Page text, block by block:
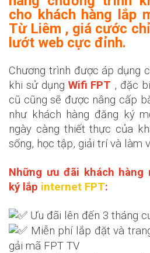
cho khách hàng lắp
Từ Liêm , giá cước
lướt web cực đỉnh.
Chương trình được áp dụng
khi sử dụng Wifi FPT , đặc
cũ cũng sẽ được nâng cấp
như khách hàng đăng ký
ngày càng thiết thực của
sống, học tập, giải trí và làm
Những ưu đãi khách hàng
ký lắp internet FPT:
Ưu đãi lên đến 3 tháng
Miễn phí lắp đặt và
gải mã FPT TV